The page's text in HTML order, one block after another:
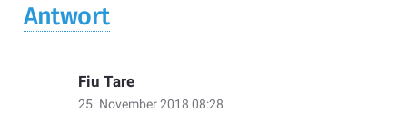
Antwort
Fiu Tare
25. November 2018 08:28